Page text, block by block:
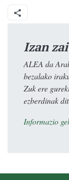
Izan
ALEA da
bezalako
Zuk ere
ezberdinak
Informazio